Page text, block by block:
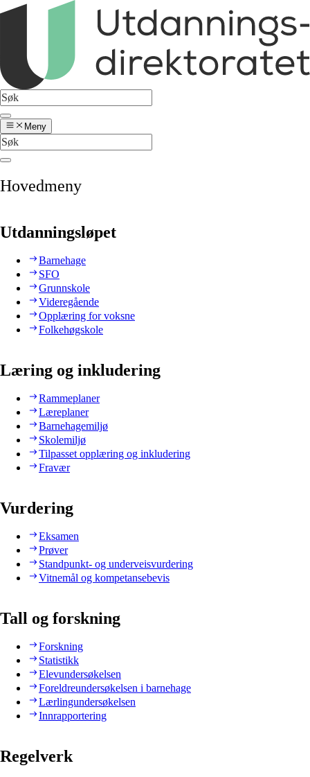
Meny
Hovedmeny
Utdanningsløpet
Barnehage
SFO
Grunnskole
Videregående
Opplæring for voksne
Folkehøgskole
Læring og inkludering
Rammeplaner
Læreplaner
Barnehagemiljø
Skolemiljø
Tilpasset opplæring og inkludering
Fravær
Vurdering
Eksamen
Prøver
Standpunkt- og underveisvurdering
Vitnemål og kompetansebevis
Tall og forskning
Forskning
Statistikk
Elevundersøkelsen
Foreldreundersøkelsen i barnehage
Lærlingundersøkelsen
Innrapportering
Regelverk